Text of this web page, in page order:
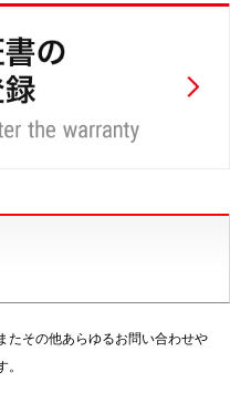
たその他あらゆるお問い合わせや